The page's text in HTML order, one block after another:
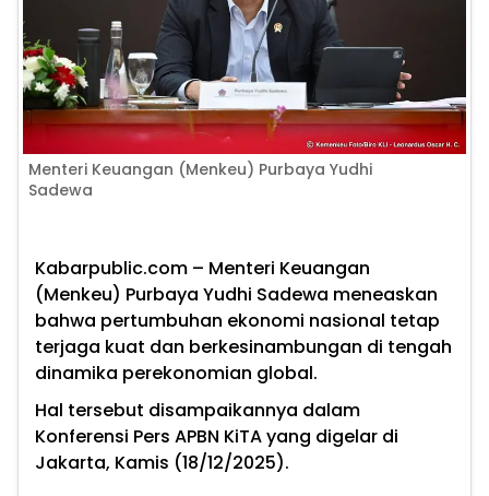
Menteri Keuangan (Menkeu) Purbaya Yudhi
Sadewa
Kabarpublic.com – Menteri Keuangan
(Menkeu) Purbaya Yudhi Sadewa meneaskan
bahwa pertumbuhan ekonomi nasional tetap
terjaga kuat dan berkesinambungan di tengah
dinamika perekonomian global.
Hal tersebut disampaikannya dalam
Konferensi Pers APBN KiTA yang digelar di
Jakarta, Kamis (18/12/2025).